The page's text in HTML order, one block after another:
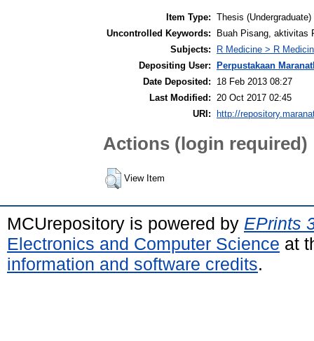
Item Type: Thesis (Undergraduate)
Uncontrolled Keywords:
Buah Pisang, aktivitas
Subjects:
R Medicine > R
Depositing User:
Perpustakaan
Date Deposited:
18 Feb 2013 08:27
Last Modified:
20 Oct 2017 02:45
URI:
http://
Actions (login required)
View Item
MCUrepository is powered by EPrints
Electronics and Computer Science at
information and software credits.